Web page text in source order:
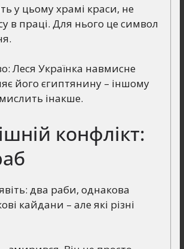
у цьому храмі краси, не
в праці. Для нього це символ
Леся Українка навмисне
його єгиптянину – іншому
інакше.
конфлікт:
два раби, однакова
кайдани – але які різні